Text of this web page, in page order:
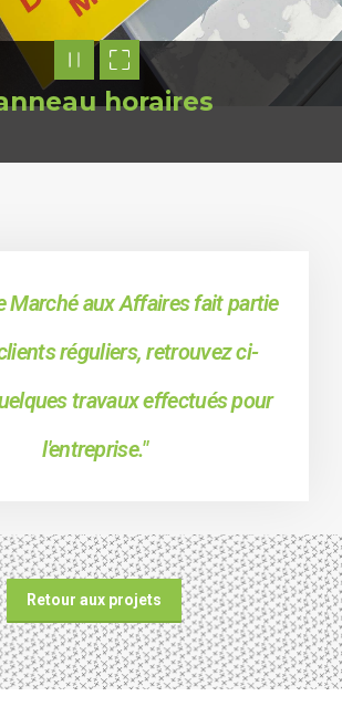
horaires
Marché aux Affaires fait partie
réguliers, retrouvez ci-
travaux effectués pour
l'entreprise."
Retour aux projets